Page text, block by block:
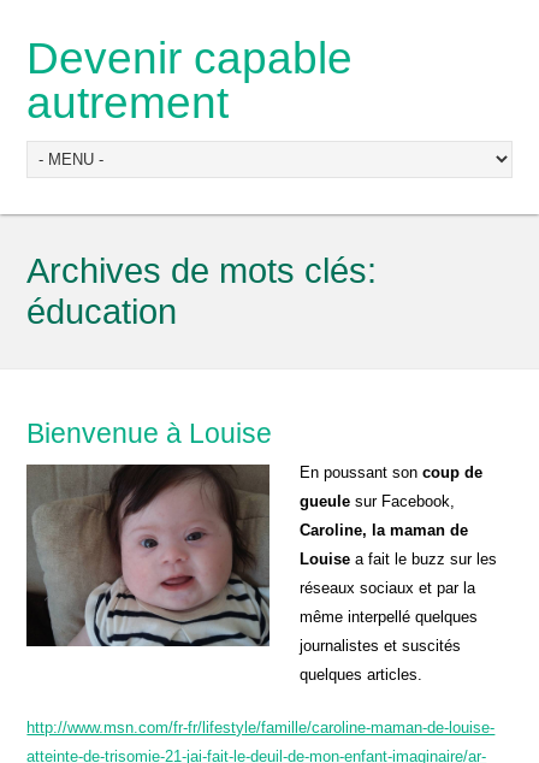
Devenir capable
autrement
Archives de mots clés:
éducation
Bienvenue à Louise
En poussant son coup de
gueule sur Facebook,
Caroline, la maman de
Louise a fait le buzz sur les
réseaux sociaux et par la
même interpellé quelques
journalistes et suscités
quelques articles.
http://www.msn.com/fr-fr/lifestyle/famille/caroline-maman-de-louise-
atteinte-de-trisomie-21-jai-fait-le-deuil-de-mon-enfant-imaginaire/ar-